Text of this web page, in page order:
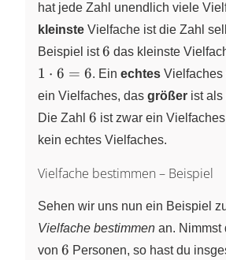
hat jede Zahl unendlich viele
kleinste Vielfache ist die Zahl
Beispiel ist6
6 das kleinste
1 ⋅ 6 = 6. Einechtes Vielfaches
ein Vielfaches, das größer ist als
Die Zahl 6
6 ist zwar ein
kein echtes Vielfaches.
Vielfache bestimmen – Beispiel
Sehen wir uns nun ein Beispiel
Vielfache bestimmen an. Nimmst
von 6
6 Personen, so hast du